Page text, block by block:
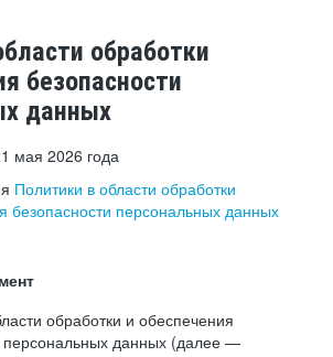
обработки
безопасности
данных
мая 2026 года
Политики в области обработки
безопасности персональных данных
обработки и обеспечения
персональных данных (далее —